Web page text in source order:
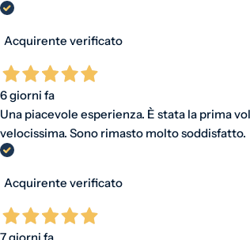
Acquirente verificato
6 giorni fa
Una piacevole esperienza. È stata la prima
velocissima. Sono rimasto molto soddisfatto.
Acquirente verificato